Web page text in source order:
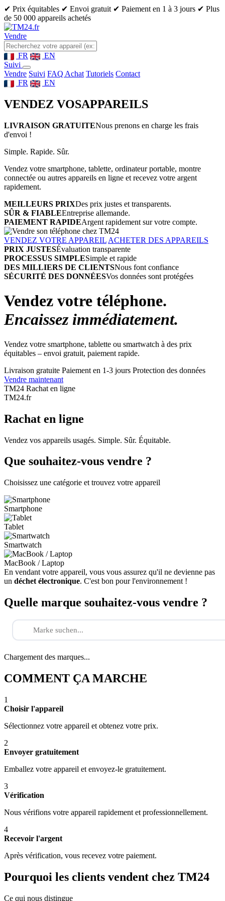
✔ Prix équitables ✔ Envoi gratuit ✔ Paiement en 1 à 3 jours ✔ Plus
de 50 000 appareils achetés
Vendre
FR
EN
Suivi
Vendre Suivi FAQ Achat Tutoriels Contact
FR
EN
VENDEZ VOSAPPAREILS
LIVRAISON GRATUITENous prenons en charge les frais
d'envoi !
Simple. Rapide. Sûr.
Vendez votre smartphone, tablette, ordinateur portable, montre
connectée ou autres appareils en ligne et recevez votre argent
rapidement.
MEILLEURS PRIXDes prix justes et transparents.
SÛR & FIABLEEntreprise allemande.
PAIEMENT RAPIDEArgent rapidement sur votre compte.
VENDEZ VOTRE APPAREIL ACHETER DES APPAREILS
PRIX JUSTESÉvaluation transparente
PROCESSUS SIMPLESimple et rapide
DES MILLIERS DE CLIENTSNous font confiance
SÉCURITÉ DES DONNÉESVos données sont protégées
Vendez votre téléphone.
Encaissez immédiatement.
Vendez votre smartphone, tablette ou smartwatch à des prix
équitables – envoi gratuit, paiement rapide.
Livraison gratuite Paiement en 1-3 jours Protection des données
Vendre maintenant
TM24 Rachat en ligne
TM24.fr
Rachat en ligne
Vendez vos appareils usagés. Simple. Sûr. Équitable.
Que souhaitez-vous vendre ?
Choisissez une catégorie et trouvez votre appareil
Smartphone
Tablet
Smartwatch
MacBook / Laptop
En vendant votre appareil, vous vous assurez qu'il ne devienne pas
un déchet électronique. C'est bon pour l'environnement !
Quelle marque souhaitez-vous vendre ?
Chargement des marques...
COMMENT ÇA MARCHE
1
Choisir l'appareil
Sélectionnez votre appareil et obtenez votre prix.
2
Envoyer gratuitement
Emballez votre appareil et envoyez-le gratuitement.
3
Vérification
Nous vérifions votre appareil rapidement et professionnellement.
4
Recevoir l'argent
Après vérification, vous recevez votre paiement.
Pourquoi les clients vendent chez TM24
Ce qui nous distingue